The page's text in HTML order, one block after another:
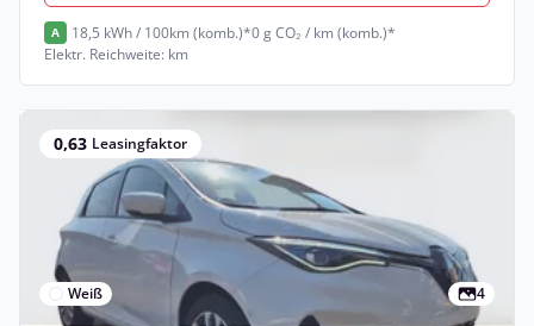
A 18,5 kWh / 100km (komb.)*0 g CO₂ / km (komb.)*
Elektr. Reichweite: km
0,63 Leasingfaktor
Weiß 4